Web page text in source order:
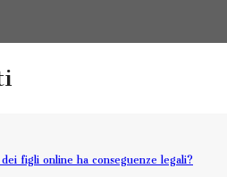
figli online ha conseguenze legali?